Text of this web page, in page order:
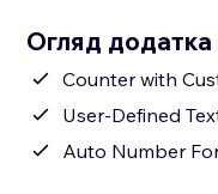
Огляд
Counter with
User-Defined
Auto Number